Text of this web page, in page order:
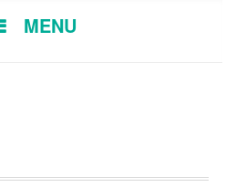
MENU